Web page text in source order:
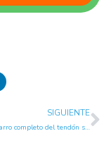
SIGUIENTE
Rotura y desgarro completo del tendón supraespinoso